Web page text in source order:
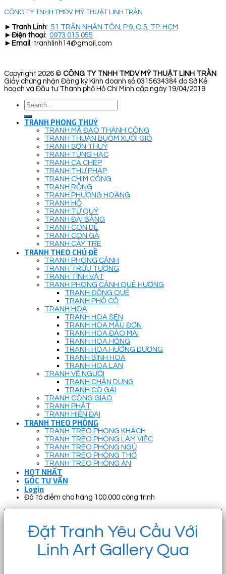
CÔNG TY TNHH TMDV MỸ THUẬT LINH TRẦN
► Tranh Linh: 51 TRẦN NHÂN TÔN, P.9, Q.5, TP. HCM
► Điện thoại: 0973 015 055
► Email : tranhlinh14@gmail.com
Copyright 2026 © CÔNG TY TNHH TMDV MỸ THUẬT LINH TRẦN
Giấy chứng nhận Đăng ký Kinh doanh số 0315634384 do Sở Kế
hoạch và Đầu tư Thành phố Hồ Chí Minh cấp ngày 19/04/2019
Search
for:
TRANH PHONG THUỶ
TRANH MÃ ĐÁO THÀNH CÔNG
TRANH THUẬN BUỒM XUÔI GIÓ
TRANH SƠN THUỶ
TRANH TÙNG HẠC
TRANH CÁ CHÉP
TRANH THƯ PHÁP
TRANH CHIM CÔNG
TRANH RỒNG
TRANH PHƯỢNG HOÀNG
TRANH HỔ
TRANH TỨ QUÝ
TRANH ĐẠI BÀNG
TRANH CON DÊ
TRANH CON GÀ
TRANH CÂY TRE
TRANH THEO CHỦ ĐỀ
TRANH PHONG CẢNH
TRANH TRỪU TƯỢNG
TRANH TĨNH VẬT
TRANH PHONG CẢNH QUÊ HƯƠNG
TRANH ĐỒNG QUÊ
TRANH PHỐ CỔ
TRANH HOA
TRANH HOA SEN
TRANH HOA MẪU ĐƠN
TRANH HOA ĐÀO MAI
TRANH HOA HỒNG
TRANH HOA HƯỚNG DƯƠNG
TRANH BÌNH HOA
TRANH HOA LAN
TRANH VẼ NGƯỜI
TRANH CHÂN DUNG
TRANH CÔ GÁI
TRANH CÔNG GIÁO
TRANH PHẬT
TRANH HIỆN ĐẠI
TRANH THEO PHÒNG
TRANH TREO PHÒNG KHÁCH
TRANH TREO PHÒNG LÀM VIỆC
TRANH TREO PHÒNG NGỦ
TRANH TREO PHÒNG THỜ
TRANH TREO PHÒNG ĂN
HOT NHẤT
GÓC TƯ VẤN
Login
Đã tô điểm cho hàng 100.000 công trình
Đặt Tranh Yêu Cầu Với
Linh Art Gallery Qua